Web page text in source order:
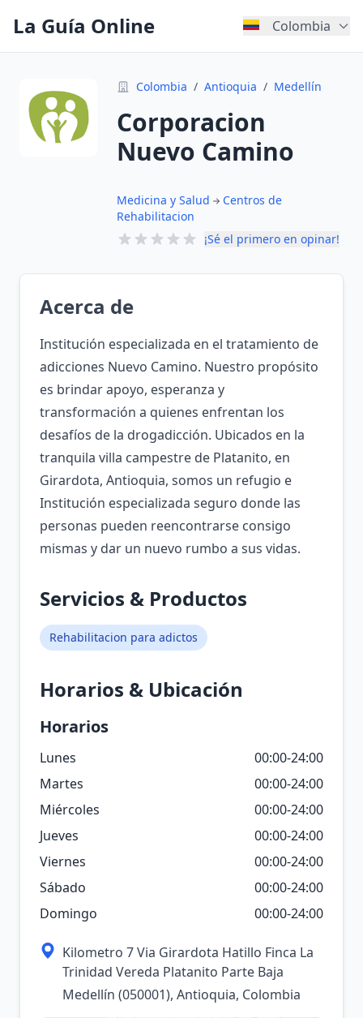
La Guía Online Colombia
Colombia / Antioquia / Medellín
Corporacion
Nuevo Camino
Medicina y Salud
Centros de
Rehabilitacion
¡Sé el primero en opinar!
Acerca de
Institución especializada en el tratamiento de
adicciones Nuevo Camino. Nuestro propósito
es brindar apoyo, esperanza y
transformación a quienes enfrentan los
desafíos de la drogadicción. Ubicados en la
tranquila villa campestre de Platanito, en
Girardota, Antioquia, somos un refugio e
Institución especializada seguro donde las
personas pueden reencontrarse consigo
mismas y dar un nuevo rumbo a sus vidas.
Servicios & Productos
Rehabilitacion para adictos
Horarios & Ubicación
Horarios
Lunes
00:00-24:00
Martes
00:00-24:00
Miércoles
00:00-24:00
Jueves
00:00-24:00
Viernes
00:00-24:00
Sábado
00:00-24:00
Domingo
00:00-24:00
Kilometro 7 Via Girardota Hatillo Finca La
Trinidad Vereda Platanito Parte Baja
Medellín (050001), Antioquia, Colombia